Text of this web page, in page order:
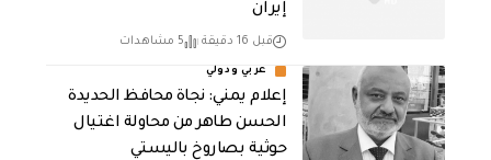
إيران
قبل 16 دقيقة 5 مشاهدات
عربي ودولي
إعلام يمني: نجاة محافظ الحديدة
الحسن طاهر من محاولة اغتيال
حوثية بصاروخ باليستي